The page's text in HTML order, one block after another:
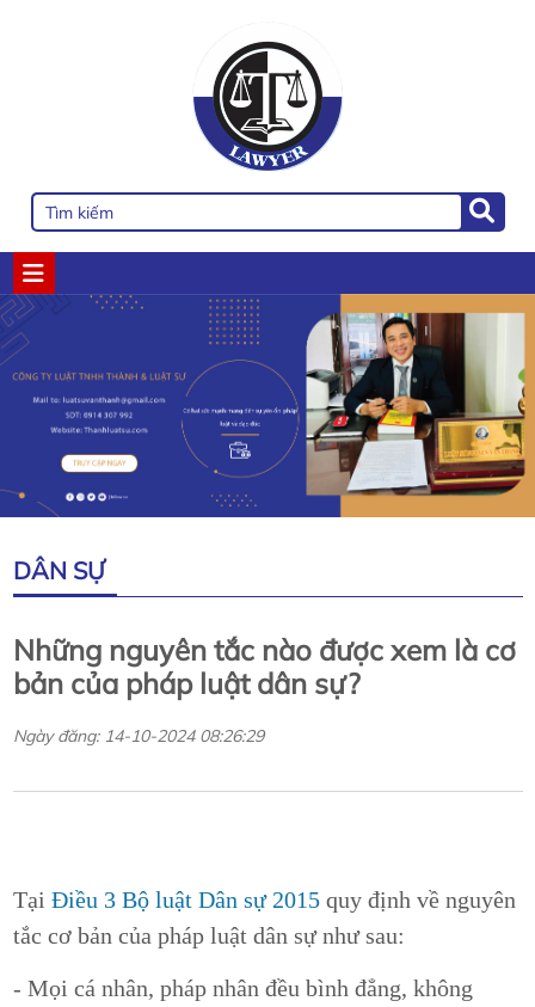
DÂN SỰ
Những nguyên tắc nào được xem là cơ
bản của pháp luật dân sự?
Ngày đăng: 14-10-2024 08:26:29
Tại Điều 3 Bộ luật Dân sự 2015quy định về nguyên
tắc cơ bản của pháp luật dân sự như sau:
- Mọi cá nhân, pháp nhân đều bình đẳng, không